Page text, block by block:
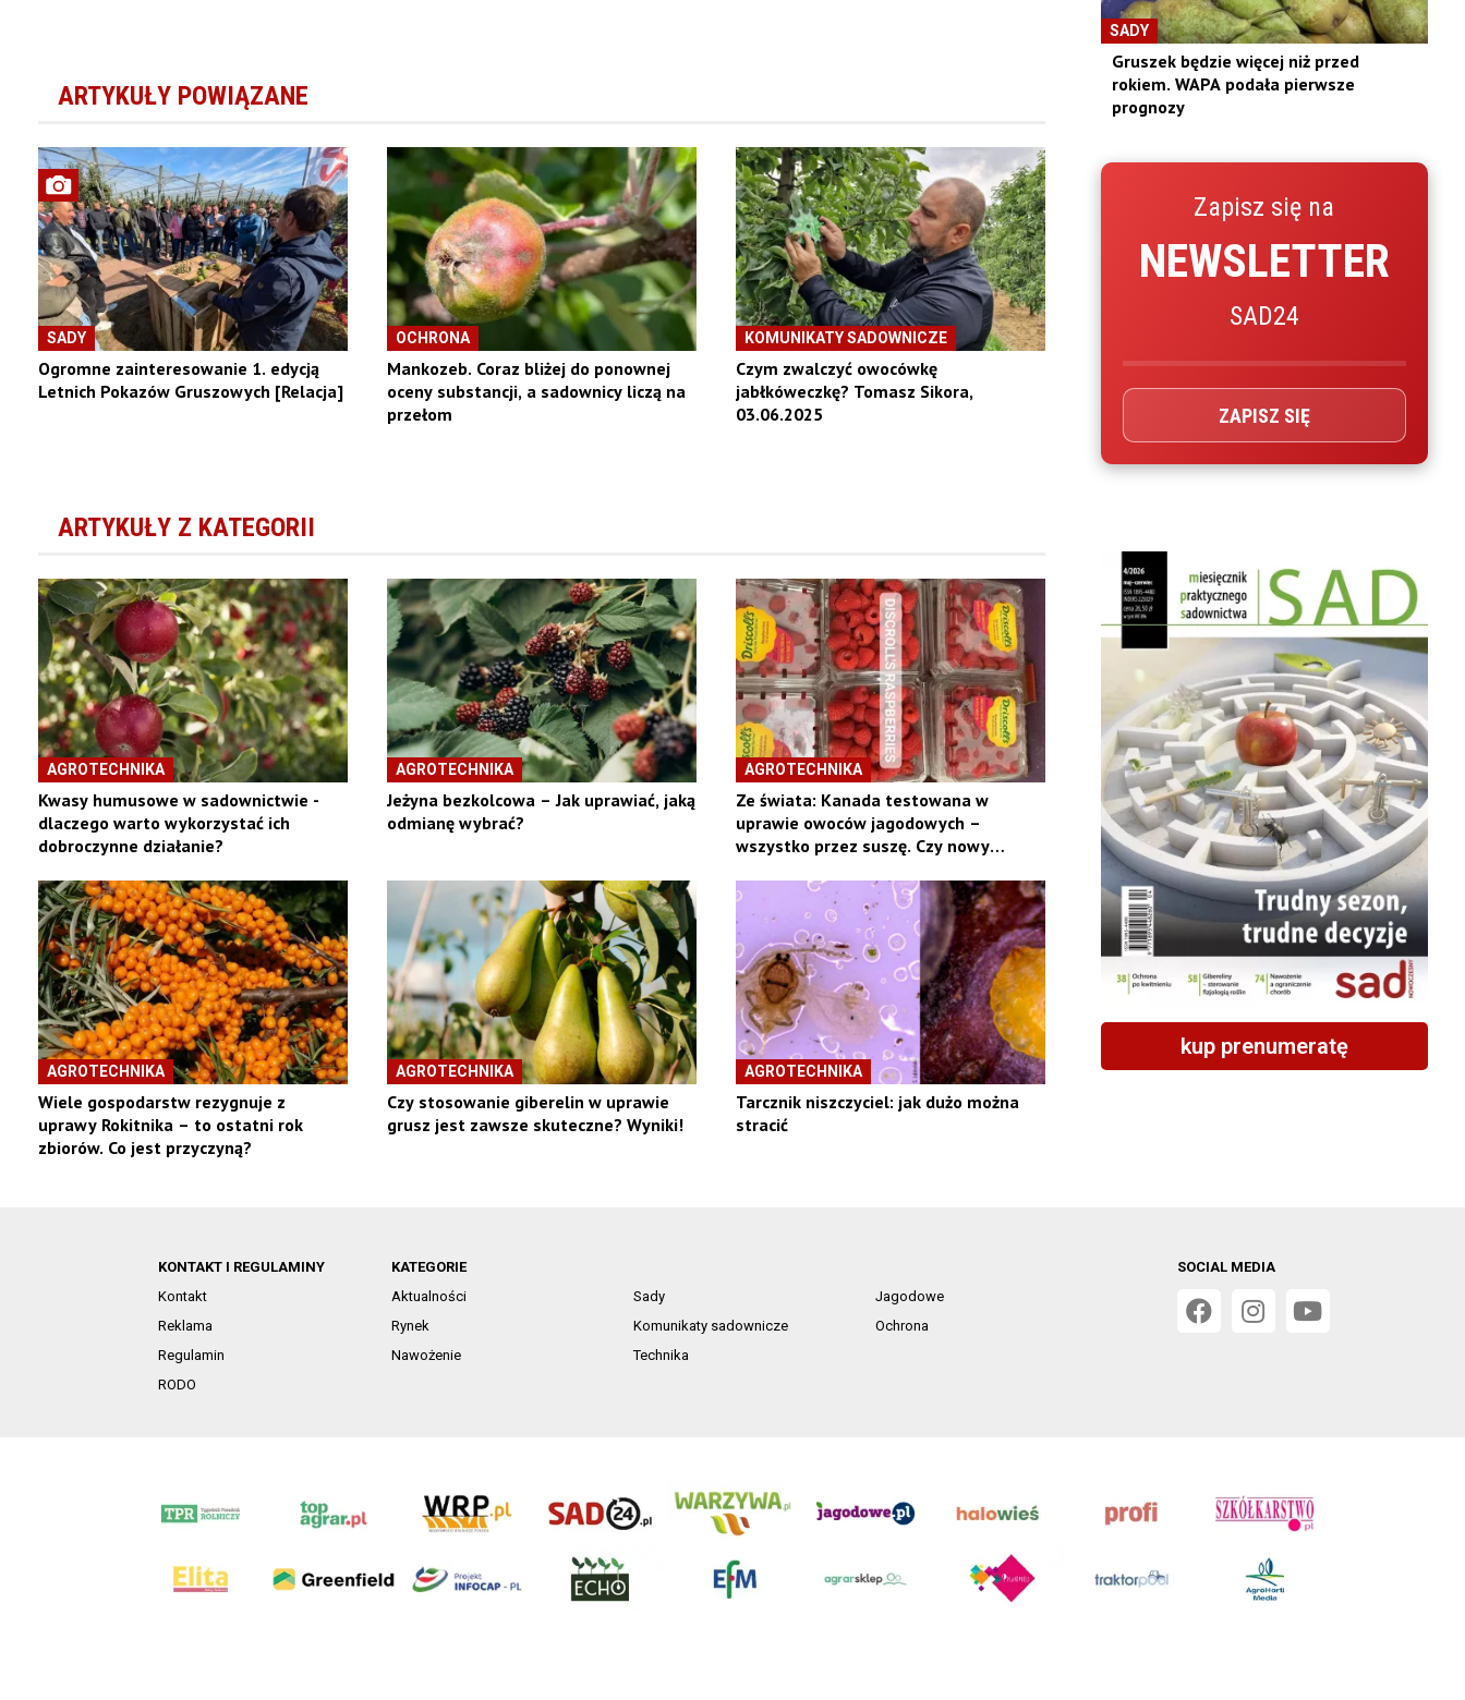
ARTYKUŁY POWIĄZANE
SADY
Ogromne zainteresowanie 1. edycją
Letnich Pokazów Gruszowych [Relacja]
OCHRONA
Mankozeb. Coraz bliżej do ponownej
oceny substancji, a sadownicy liczą na
przełom
KOMUNIKATY SADOWNICZE
Czym zwalczyć owocówkę
jabłkóweczkę? Tomasz Sikora,
03.06.2025
ARTYKUŁY Z KATEGORII
AGROTECHNIKA
Kwasy humusowe w sadownictwie -
dlaczego warto wykorzystać ich
dobroczynne działanie?
AGROTECHNIKA
Jeżyna bezkolcowa – Jak uprawiać, jaką
odmianę wybrać?
AGROTECHNIKA
Ze świata: Kanada testowana w
uprawie owoców jagodowych –
wszystko przez suszę. Czy nowy
AGROTECHNIKA
Wiele gospodarstw rezygnuje z
uprawy Rokitnika – to ostatni rok
zbiorów. Co jest przyczyną?
AGROTECHNIKA
Czy stosowanie giberelin w uprawie
grusz jest zawsze skuteczne? Wyniki!
AGROTECHNIKA
Tarcznik niszczyciel: jak dużo można
stracić
SADY
Gruszek będzie więcej niż przed
rokiem. WAPA podała pierwsze
prognozy
Zapisz się na
NEWSLETTER
SAD24
ZAPISZ SIĘ
kup prenumeratę
KONTAKT I REGULAMINY
Kontakt
Reklama
Regulamin
RODO
KATEGORIE
Aktualności
Sady
Jagodowe
Rynek
Komunikaty sadownicze
Ochrona
Nawożenie
Technika
SOCIAL MEDIA